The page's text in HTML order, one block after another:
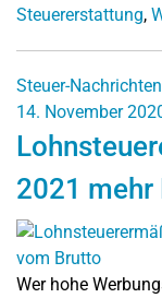
Steuererstattung,
Steuer-Nachrichten
14. November
2021
Wer hohe